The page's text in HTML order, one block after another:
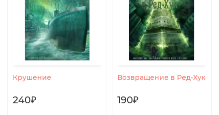
Крушение
240₽
Возвращение в Ред-Хук
190₽